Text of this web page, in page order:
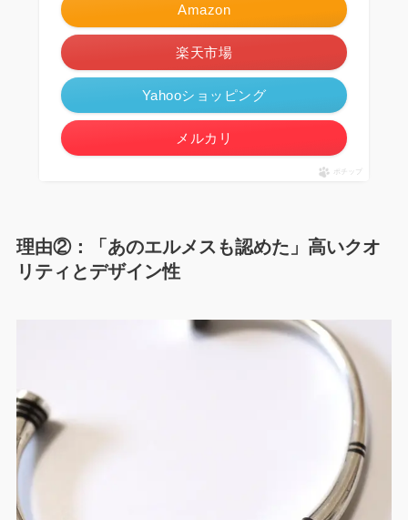
Amazon
楽天市場
Yahooショッピング
メルカリ
ポチップ
理由②：
「あのエルメスも認めた」高いクオ
リティとデザイン性